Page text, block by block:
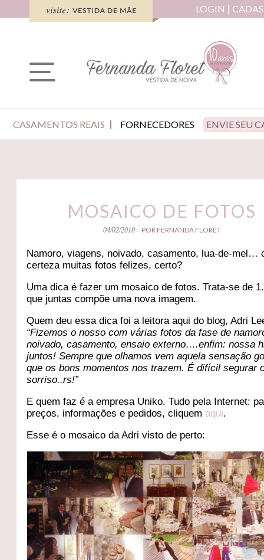
LOGIN
CASAMENTOS REAIS FORNECEDORES ENVIE SEU
MOSAICO DE FOTOS
04/02/2010 - POR FERNANDA FLORET
Namoro, viagens, noivado, casamento, lua-de-mel…
certeza muitas fotos felizes, certo?
Uma dica é fazer um mosaico de fotos. Trata-se de
que juntas compõe uma nova imagem.
Quem deu essa dica foi a leitora aqui do blog, Adri
“Fizemos o nosso com várias fotos da fase de
noivado, casamento, ensaio externo….enfim: nossa
juntos! Sempre que olhamos vem aquela sensação
que os bons momentos nos trazem. É difícil segurar
sorriso..rs!”
E quem faz é a empresa Uniko. Tudo pela Internet:
preços, informações e pedidos, cliquem aqui.
Esse é o mosaico da Adri visto de perto: